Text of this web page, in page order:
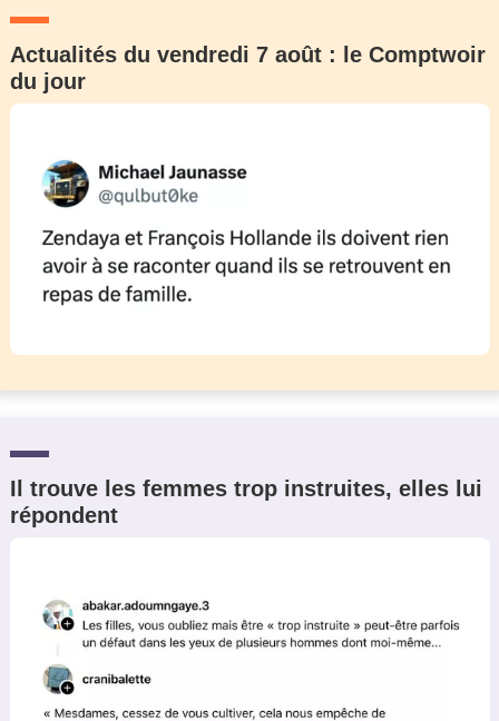
Actualités du vendredi 7 août : le Comptwoir
du jour
Il trouve les femmes trop instruites, elles lui
répondent